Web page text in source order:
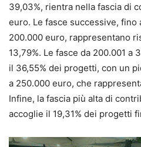
39,03%, rientra nella fascia di
euro. Le fasce successive, fino
200.000 euro, rappresentano
13,79%. Le fasce da 200.001 a
il 36,55% dei progetti, con un
a 250.000 euro, che
Infine, la fascia più alta di
accoglie il 19,31% dei progetti